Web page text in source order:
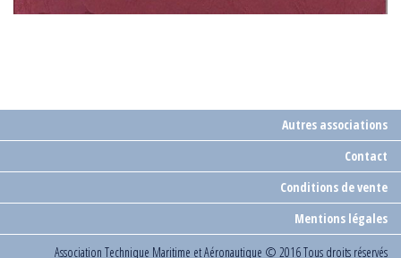
Autres associations
Contact
Conditions de vente
Mentions légales
Association Technique Maritime et Aéronautique © 2016 Tous droits réservés